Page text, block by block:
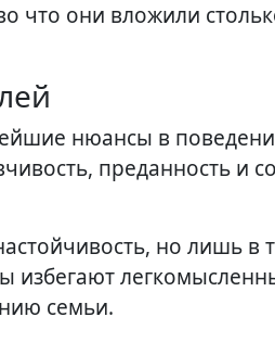
что они вложили
нюансы в
преданность и
но лишь в
избегают
семьи.